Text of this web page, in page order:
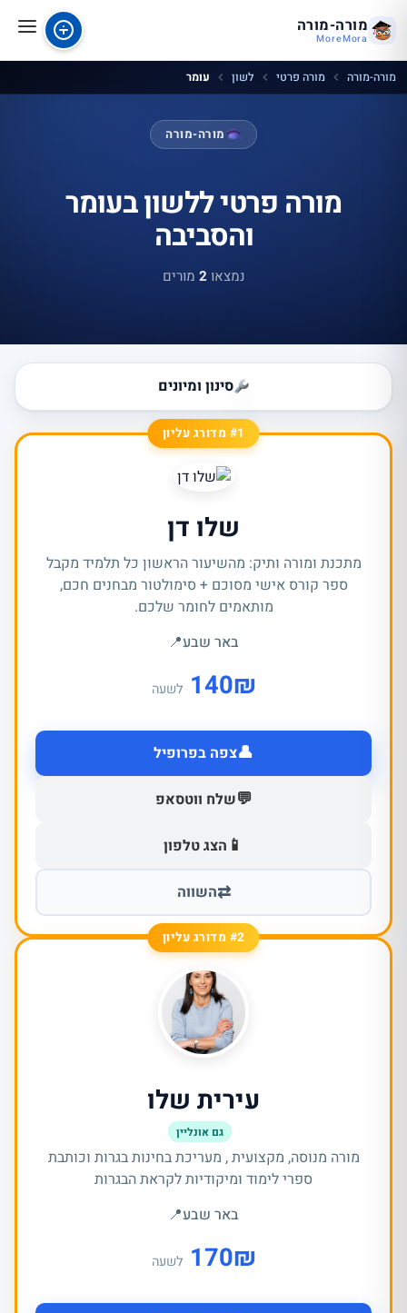
מורה-מורה
MoreMora
מורה-מורה מורה פרטי לשון עומר
מורה-מורה
מורה פרטי ללשון בעומר
והסביבה
נמצאו2 מורים
סינון ומיונים
#1 מדורג עליון
שלו דן
מתכנת ומורה ותיק: מהשיעור הראשון כל תלמיד מקבל
ספר קורס אישי מסוכם + סימולטור מבחנים חכם,
מותאמים לחומר שלכם.
באר שבע📍
₪
140 לשעה
👤צפה בפרופיל
💬שלח ווטסאפ
📱 הצג טלפון
⇄השווה
#2 מדורג עליון
עירית שלו
גם אונליין
מורה מנוסה, מקצועית , מעריכת בחינות בגרות וכותבת
ספרי לימוד ומיקודיות לקראת הבגרות
באר שבע📍
₪
170 לשעה